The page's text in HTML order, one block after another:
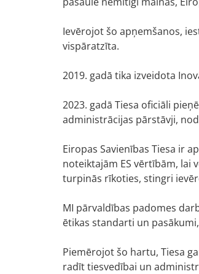
Ievērojot šo apņemšanos,
vispāratzīta.
2019. gadā tika izveidota
2023. gadā Tiesa oficiāli
administrācijas pārstāvji,
Eiropas Savienības Tiesa ir
noteiktajām ES vērtībām, lai
turpinās rīkoties, stingri
MI pārvaldības padomes
ētikas standarti un
Piemērojot šo hartu, Tiesa
radīt tiesvedībai un